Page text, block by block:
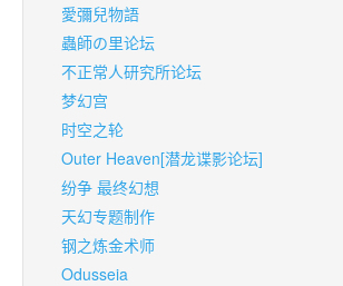
愛彌兒物語
蟲師の里论坛
不正常人研究所论坛
梦幻宫
时空之轮
Outer Heaven[潜龙谍影论坛]
纷争 最终幻想
天幻专题制作
钢之炼金术师
Odusseia